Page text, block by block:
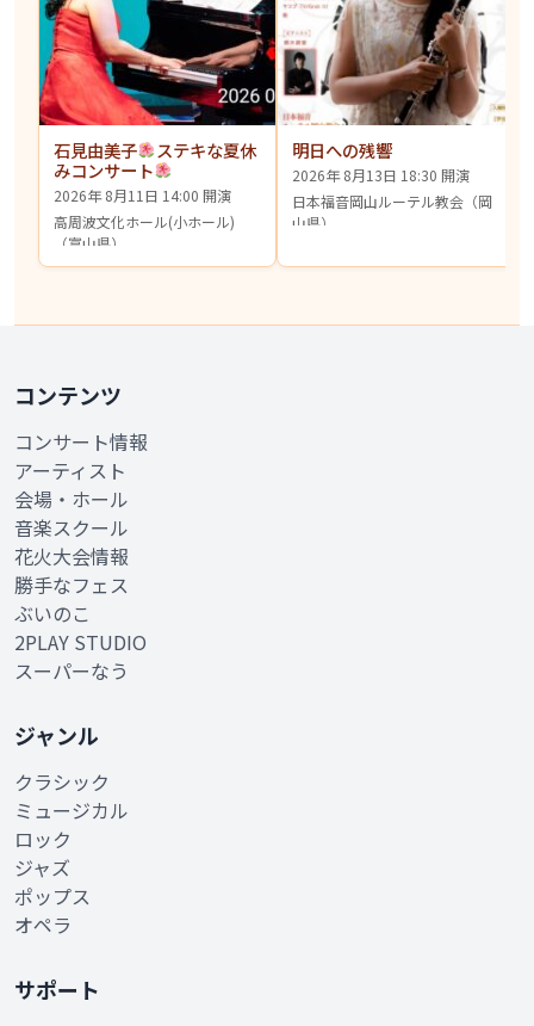
石見由美子
ステキな夏休
みコンサート
2026年 8月11日 14:00 開演
高周波文化ホール(小ホール)
（富山県）
明日への残響
2026年 8月13日 18:30 開演
日本福音岡山ルーテル教会（岡
山県）
コンテンツ
コンサート情報
アーティスト
会場・ホール
音楽スクール
花火大会情報
勝手なフェス
ぶいのこ
2PLAY STUDIO
スーパーなう
ジャンル
クラシック
ミュージカル
ロック
ジャズ
ポップス
オペラ
サポート